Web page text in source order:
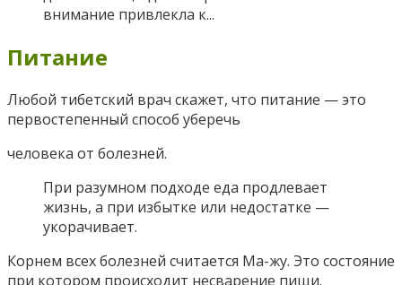
внимание привлекла к...
Питание
Любой тибетский врач скажет, что питание — это
первостепенный способ уберечь
человека от болезней.
При разумном подходе еда продлевает
жизнь, а при избытке или недостатке —
укорачивает.
Корнем всех болезней считается Ма-жу. Это состояние
при котором происходит несварение пищи.